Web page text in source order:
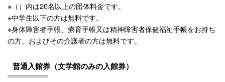
※（）内は20名以上の団体料金です。
※中学生以下の方は無料です。
※身体障害者手帳、療育手帳又は精神障害者保健福祉手帳をお持ち
の方、およびその介護者の方は無料です。
普通入館券（文学館のみの入館券）